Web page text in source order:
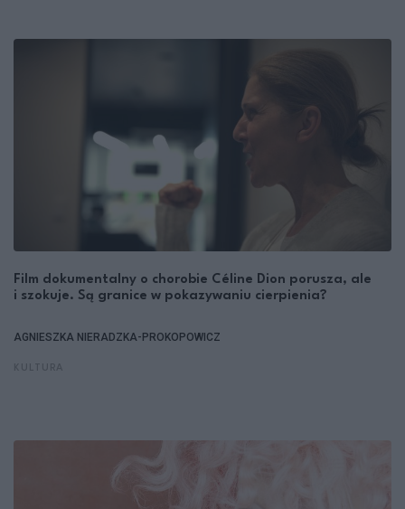
Film dokumentalny o chorobie Céline Dion porusza, ale
i szokuje. Są granice w pokazywaniu cierpienia?
AGNIESZKA NIERADZKA-PROKOPOWICZ